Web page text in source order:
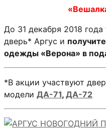
До 31 декабря 2018
дверь* Аргус и
одежды «Верона» в
*В акции участвуют
модели ДА-71, ДА-72